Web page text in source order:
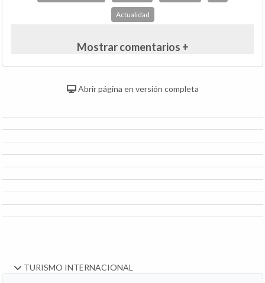
Actualidad
Mostrar comentarios +
Abrir página en versión completa
TURISMO INTERNACIONAL